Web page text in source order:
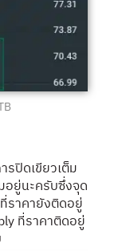
รปิดเขียวเต็ม
อยู่นะครับซึ่งจุด
ราคายังติดอยู่
ที่ราคาติดอยู่